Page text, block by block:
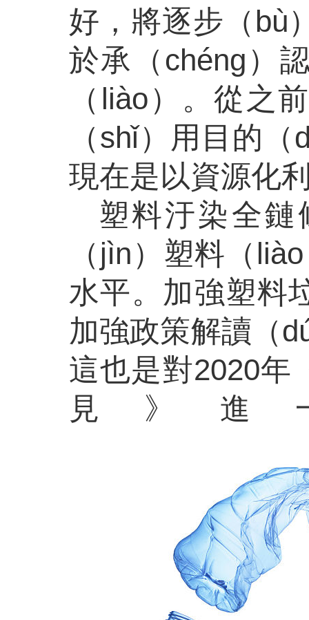
好，將逐步（bù
於承（chéng）
（liào）。從之
（shǐ）用目的
現在是以資源化
塑料汙染全鏈
（jìn）塑料（
水平。加強塑料
加強政策解讀（
這也是對2020年
見》進